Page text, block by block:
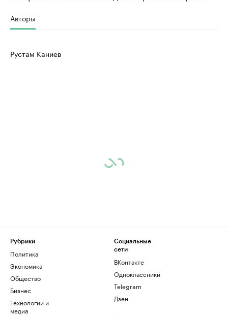
Авторы
Рустам Каниев
Рубрики
Политика
Экономика
Общество
Бизнес
Технологии и
медиа
Социальные
сети
ВКонтакте
Одноклассники
Telegram
Дзен